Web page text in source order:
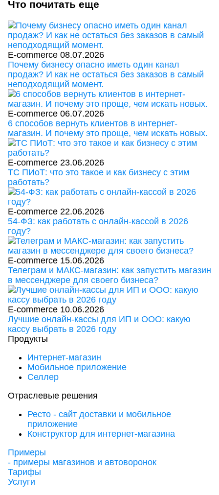
Что почитать еще
E-commerce 08.07.2026
Почему бизнесу опасно иметь один канал
продаж? И как не остаться без заказов в самый
неподходящий момент.
E-commerce 06.07.2026
6 способов вернуть клиентов в интернет-
магазин. И почему это проще, чем искать новых.
E-commerce 23.06.2026
ТС ПИоТ: что это такое и как бизнесу с этим
работать?
E-commerce 22.06.2026
54-ФЗ: как работать с онлайн-кассой в 2026
году?
E-commerce 15.06.2026
Телеграм и МАКС-магазин: как запустить магазин
в мессенджере для своего бизнеса?
E-commerce 10.06.2026
Лучшие онлайн-кассы для ИП и ООО: какую
кассу выбрать в 2026 году
Продукты
Интернет-магазин
Мобильное приложение
Селлер
Отраслевые решения
Ресто - сайт доставки и мобильное
приложение
Конструктор для интернет-магазина
Примеры
- примеры магазинов и автоворонок
Тарифы
Услуги